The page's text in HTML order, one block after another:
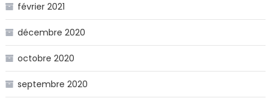
février 2021
décembre 2020
octobre 2020
septembre 2020